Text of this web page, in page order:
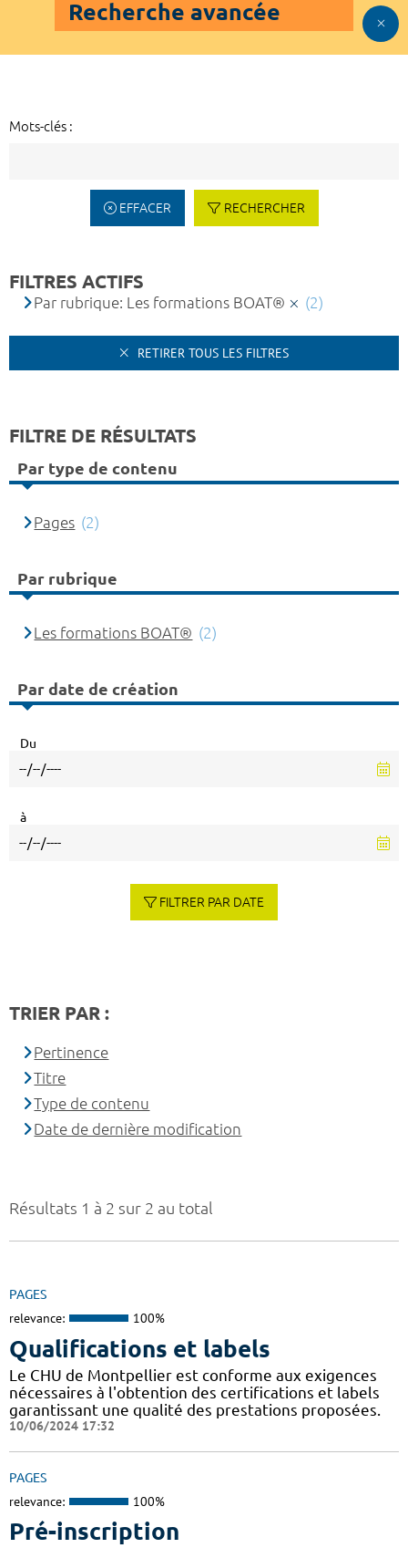
Recherche avancée
Mots-clés :
EFFACER RECHERCHER
Résultats 1 à 2 sur 2 au total
PAGES
relevance: 100%
Qualifications et labels
Le CHU de Montpellier est conforme aux exigences
nécessaires à l'obtention des certifications et labels
garantissant une qualité des prestations proposées.
10/06/2024 17:32
PAGES
relevance: 100%
Pré-inscription
FILTRES ACTIFS
Par rubrique: Les formations BOAT® (2)
RETIRER TOUS LES FILTRES
FILTRE DE RÉSULTATS
Par type de contenu
Pages (2)
Par rubrique
Les formations BOAT® (2)
Par date de création
Du
à
FILTRER PAR DATE
TRIER PAR :
Pertinence
Titre
Type de contenu
Date de dernière modification